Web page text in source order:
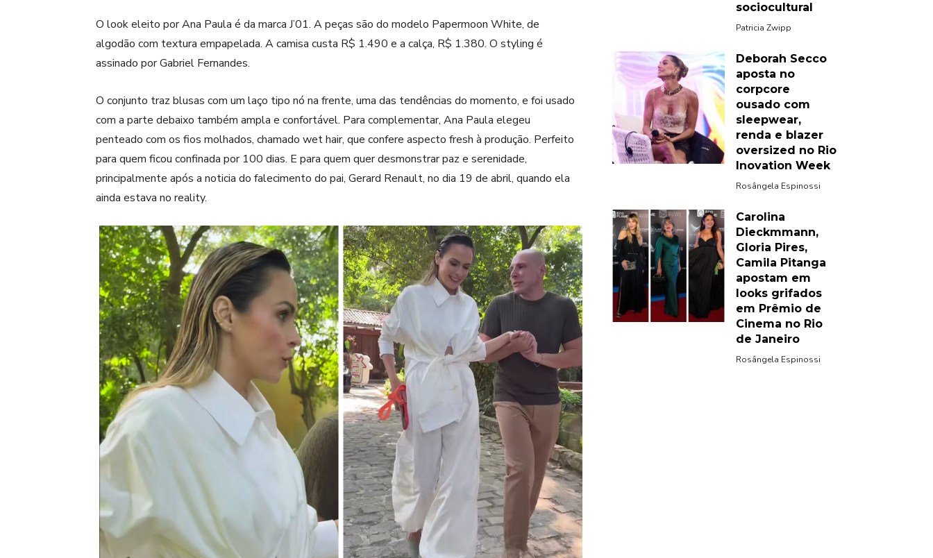
O look eleito por Ana Paula é da marca J’01. A peças são do modelo Papermoon White, de
algodão com textura empapelada. A camisa custa R$ 1.490 e a calça, R$ 1.380. O styling é
assinado por Gabriel Fernandes.
O conjunto traz blusas com um laço tipo nó na frente, uma das tendências do momento, e foi usado
com a parte debaixo também ampla e confortável. Para complementar, Ana Paula elegeu
penteado com os fios molhados, chamado wet hair, que confere aspecto fresh à produção. Perfeito
para quem ficou confinada por 100 dias. E para quem quer desmonstrar paz e serenidade,
principalmente após a noticia do falecimento do pai, Gerard Renault, no dia 19 de abril, quando ela
ainda estava no reality.
sociocultural
Patricia Zwipp
Deborah Secco
aposta no
corpcore
ousado com
sleepwear,
renda e blazer
oversized no Rio
Inovation Week
Rosângela Espinossi
Carolina
Dieckmmann,
Gloria Pires,
Camila Pitanga
apostam em
looks grifados
em Prêmio de
Cinema no Rio
de Janeiro
Rosângela Espinossi